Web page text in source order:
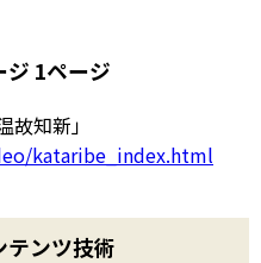
ジ 1ページ
故知新」
kataribe_index.html
テンツ技術